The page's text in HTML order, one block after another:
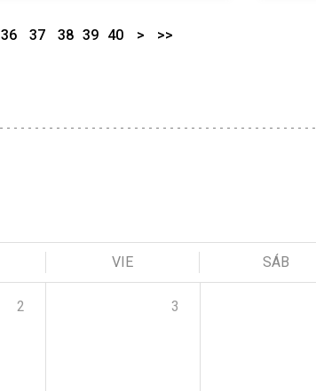
36 37 38 39 40 > >>
VIE SÁB
2 3